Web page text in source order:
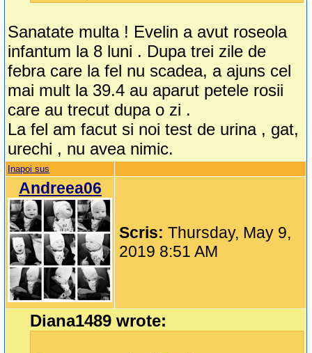
Sanatate multa ! Evelin a avut roseola
infantum la 8 luni . Dupa trei zile de
febra care la fel nu scadea, a ajuns cel
mai mult la 39.4 au aparut petele rosii
care au trecut dupa o zi .
La fel am facut si noi test de urina , gat,
urechi , nu avea nimic.
Inapoi sus
Andreea06
Scris:Thursday, May 9,
2019 8:51 AM
Diana1489 wrote: